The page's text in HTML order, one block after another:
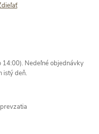
14:00). Nedeľné objednávky
istý deň.